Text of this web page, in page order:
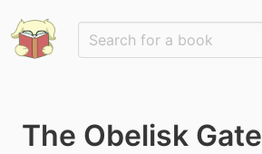
The Obelisk Gate